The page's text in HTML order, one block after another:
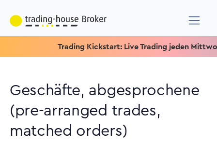
Trading Kickstart: Live Trading jeden Mittwoch
Geschäfte, abgesprochene
(pre-arranged trades,
matched orders)